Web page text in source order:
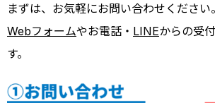
まずは、お気軽にお問い合わせくださ
Webフォームやお電話・ LINEからの受
す。